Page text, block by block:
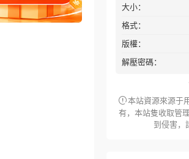
大小：
格式：
版權：
解壓密碼：
本站資源來源于
有，本站隻收取管
到侵害，